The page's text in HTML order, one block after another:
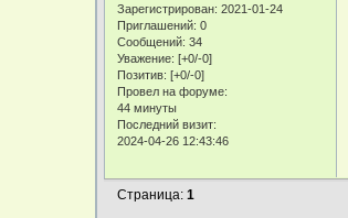
Зарегистрирован: 2021-01-24
Приглашений: 0
Сообщений: 34
Уважение: [+0/-0]
Позитив: [+0/-0]
Провел на форуме:
44 минуты
Последний визит:
2024-04-26 12:43:46
Страница:1